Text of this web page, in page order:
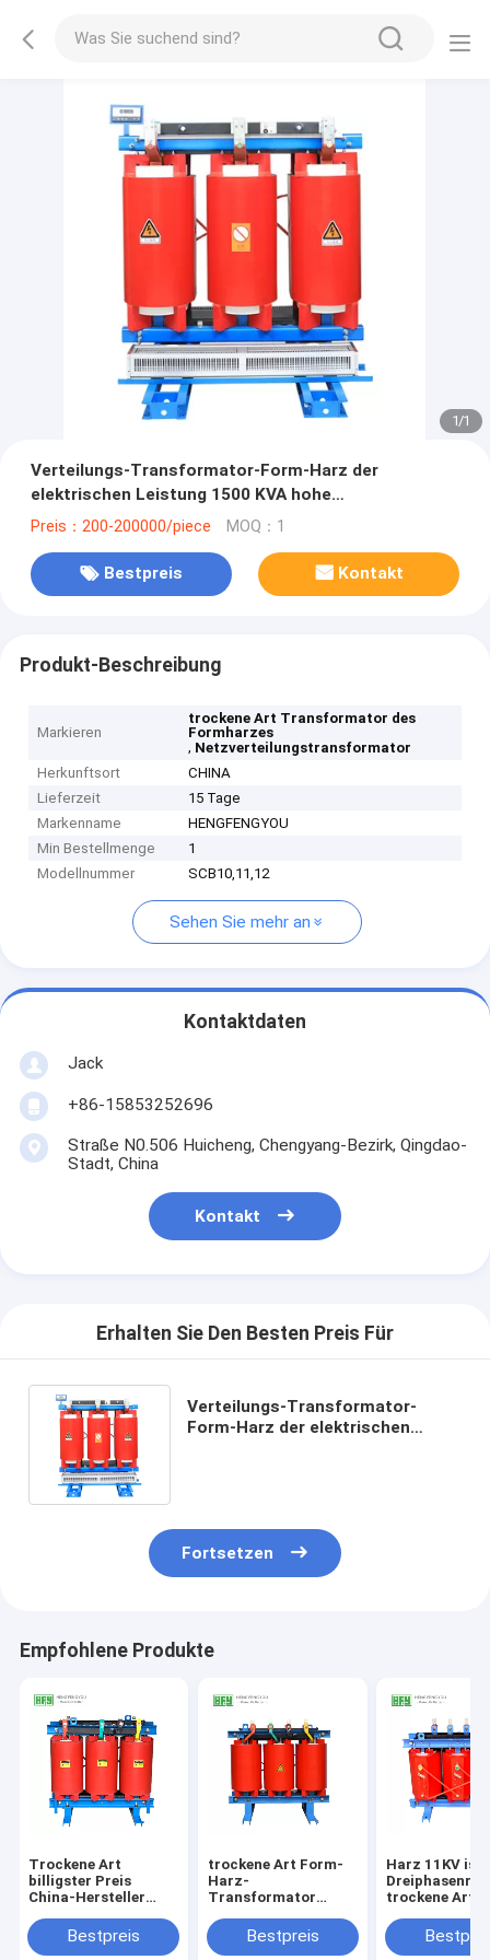
1/1
Verteilungs-Transformator-Form-Harz der
elektrischen Leistung 1500 KVA hohe
Leistungsfähigkeit Innen
Preis：200-200000/piece MOQ：1
Bestpreis Kontakt
Produkt-Beschreibung
Markieren
trockene Art Transformator des
Formharzes
, Netzverteilungstransformator
Herkunftsort
CHINA
Lieferzeit
15 Tage
Markenname
HENGFENGYOU
Min Bestellmenge
1
Modellnummer
SCB10,11,12
Sehen Sie mehr an
Kontaktdaten
Jack
+86-15853252696
Straße N0.506 Huicheng, Chengyang-Bezirk, Qingdao-
Stadt, China
Kontakt
Erhalten Sie Den Besten Preis Für
Verteilungs-Transformator-
Form-Harz der elektrischen
Fortsetzen
Empfohlene Produkte
Trockene Art
billigster Preis
China-Hersteller
500kva 800kva des
Transformators
Bestpreis
trockene Art Form-
Harz-
Transformator
Inneninstallation
Bestpreis
Harz 11KV
trockene Art